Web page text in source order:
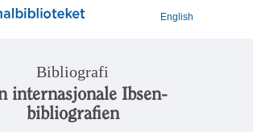
English
Bibliografi
internasjonale Ibsen-
bibliografien